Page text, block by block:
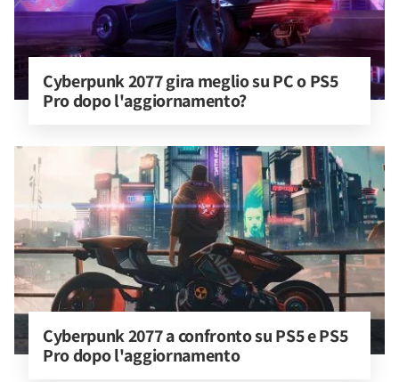
Cyberpunk 2077 gira meglio su PC o PS5
Pro dopo l'aggiornamento?
Cyberpunk 2077 a confronto su PS5 e PS5
Pro dopo l'aggiornamento